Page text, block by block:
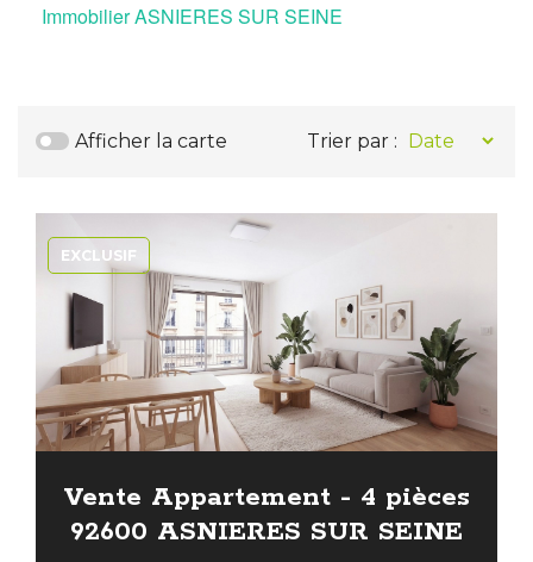
Immobilier ASNIERES SUR SEINE
Afficher la carte Trier par :
EXCLUSIF
Vente Appartement - 4 pièces
92600 ASNIERES SUR SEINE